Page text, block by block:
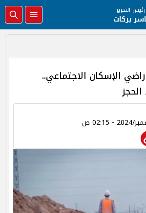
رئيس التحرير
بركات
الإسكان الاجتماعي..